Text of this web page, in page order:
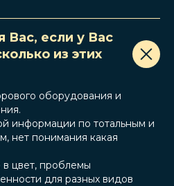
Вас, если у Вас
из этих
оборудования и
информации по тотальным и
нет понимания какая
цвет, проблемы
для разных видов